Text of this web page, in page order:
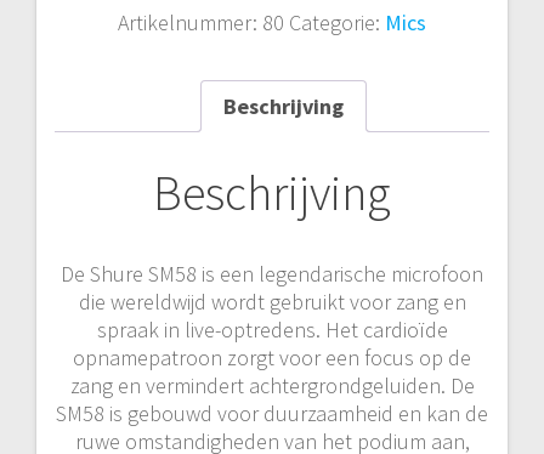
Artikelnummer: 80 Categorie: Mics
Beschrijving
Beschrijving
De Shure SM58 is een legendarische microfoon
die wereldwijd wordt gebruikt voor zang en
spraak in live-optredens. Het cardioïde
opnamepatroon zorgt voor een focus op de
zang en vermindert achtergrondgeluiden. De
SM58 is gebouwd voor duurzaamheid en kan de
ruwe omstandigheden van het podium aan,